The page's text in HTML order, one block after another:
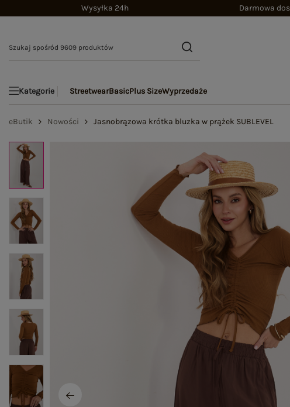
Wysyłka 24h Darmowa
Kategorie StreetwearBasicPlus SizeWyprzedaże
eButik Nowości Jasnobrązowa krótka bluzka w prążek SUBLEVEL